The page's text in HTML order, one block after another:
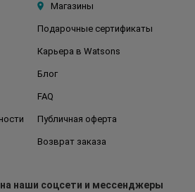
Магазины
Подарочные сертификаты
Карьера в Watsons
Блог
FAQ
Публичная оферта
Возврат заказа
наши соцсети и мессенджеры